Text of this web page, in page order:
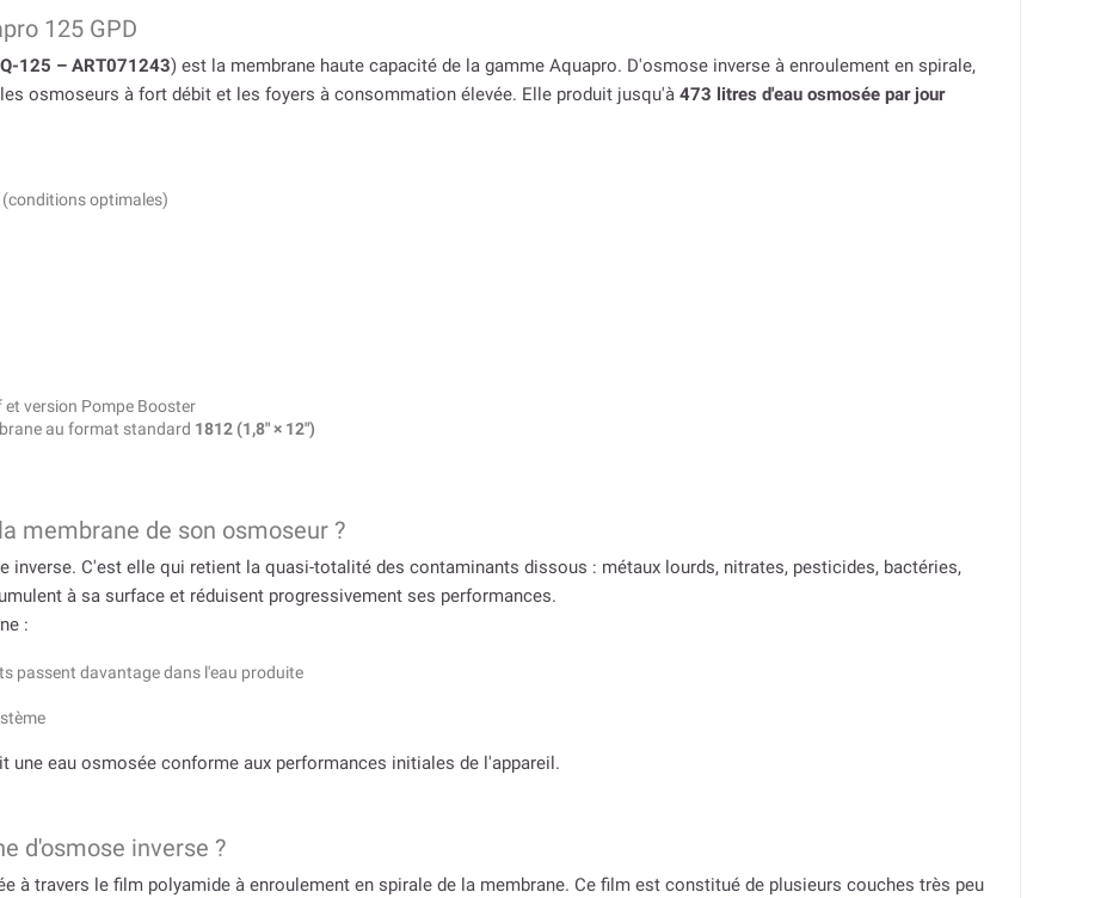
125 GPD
125 – ART071243) est la membrane haute capacité de la gamme Aquapro. D'osmose inverse à enroulement en spirale,
osmoseurs à fort débit et les foyers à consommation élevée. Elle produit jusqu'à 473 litres d'eau osmosée par jour
(conditions optimales)
et version Pompe Booster
au format standard 1812 (1,8″ × 12″)
membrane de son osmoseur ?
inverse. C'est elle qui retient la quasi-totalité des contaminants dissous : métaux lourds, nitrates, pesticides, bactéries,
à sa surface et réduisent progressivement ses performances.
:
passent davantage dans l'eau produite
une eau osmosée conforme aux performances initiales de l'appareil.
d'osmose inverse ?
à travers le film polyamide à enroulement en spirale de la membrane. Ce film est constitué de plusieurs couches très peu